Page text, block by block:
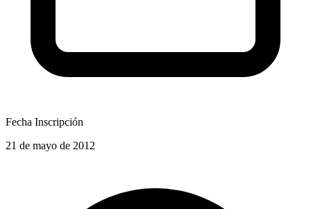
Fecha Inscripción
21 de mayo de 2012